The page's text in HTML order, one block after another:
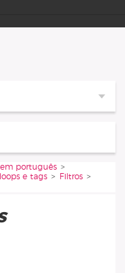
português
e tags
Filtros